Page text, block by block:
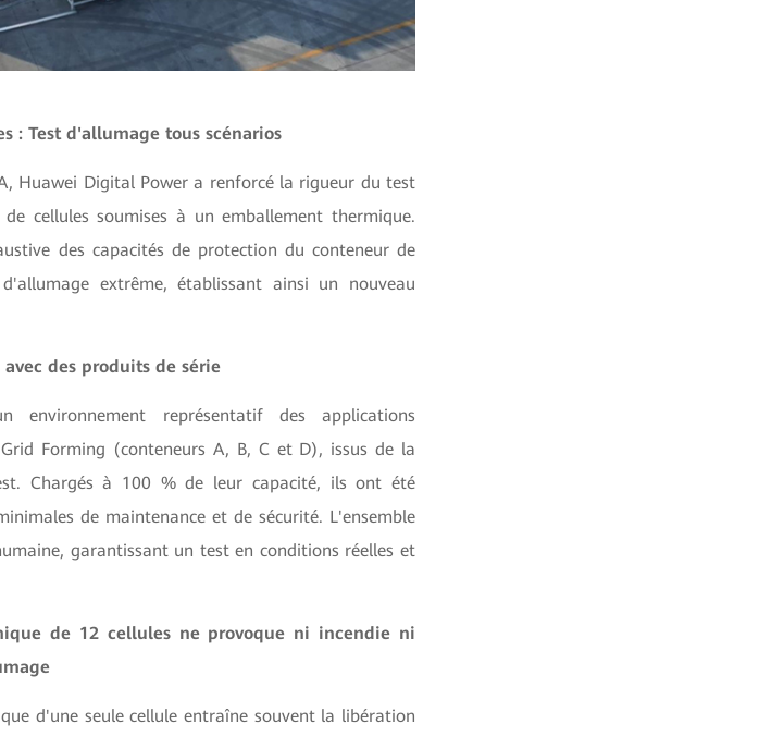
: Test d'allumage tous scénarios
Huawei Digital Power a renforcé la rigueur du test
cellules soumises à un emballement thermique.
des capacités de protection du conteneur de
extrême, établissant ainsi un nouveau
des produits de série
représentatif des applications
Grid Forming (conteneurs A, B, C et D), issus de la
Chargés à 100 % de leur capacité, ils ont été
de maintenance et de sécurité. L'ensemble
garantissant un test en conditions réelles et
de 12 cellules ne provoque ni incendie ni
d'une seule cellule entraîne souvent la libération